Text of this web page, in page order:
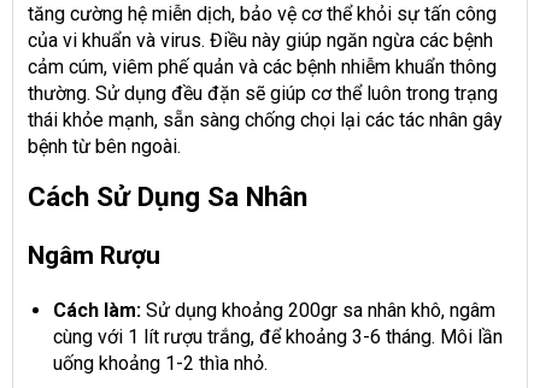
tăng cường hệ miễn dịch, bảo vệ cơ thể khỏi sự tấn công
của vi khuẩn và virus. Điều này giúp ngăn ngừa các bệnh
cảm cúm, viêm phế quản và các bệnh nhiễm khuẩn thông
thường. Sử dụng đều đặn sẽ giúp cơ thể luôn trong trạng
thái khỏe mạnh, sẵn sàng chống chọi lại các tác nhân gây
bệnh từ bên ngoài.
Cách Sử Dụng Sa Nhân
Ngâm Rượu
Cách làm:Sử dụng khoảng 200gr sa nhân khô, ngâm
cùng với 1 lít rượu trắng, để khoảng 3-6 tháng. Môi lần
uống khoảng 1-2 thìa nhỏ.